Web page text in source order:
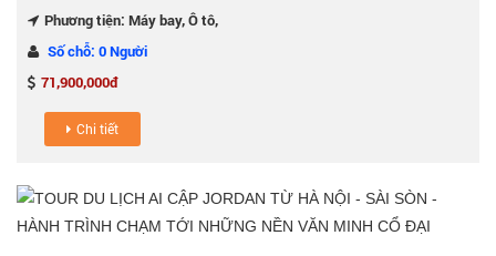
Phương tiện: Máy bay, Ô tô,
Số chỗ: 0 Người
71,900,000đ
Chi tiết